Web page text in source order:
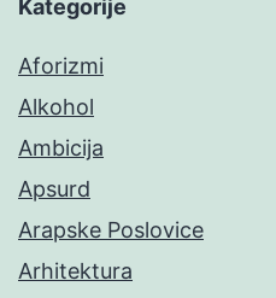
Kategorije
Aforizmi
Alkohol
Ambicija
Apsurd
Arapske Poslovice
Arhitektura